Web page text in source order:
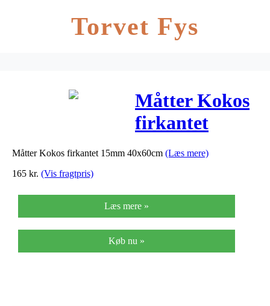
Torvet Fys
Måtter Kokos
firkantet
15mm
Måtter Kokos firkantet 15mm 40x60cm (Læs mere)
165 kr. (Vis fragtpris)
Læs mere »
Køb nu »